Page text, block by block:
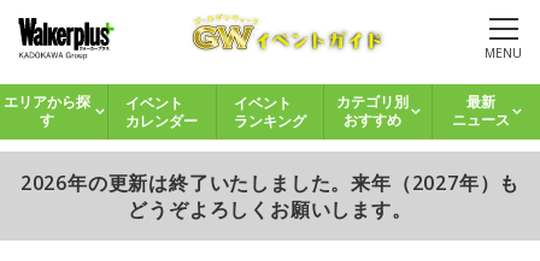
MENU
エリアから探
す
イベント
カレンダー
イベント
ランキング
カテゴリ別
おすすめ
最新
ニュース
2026年の更新は終了いたしました。来年（2027年）も
どうぞよろしくお願いします。